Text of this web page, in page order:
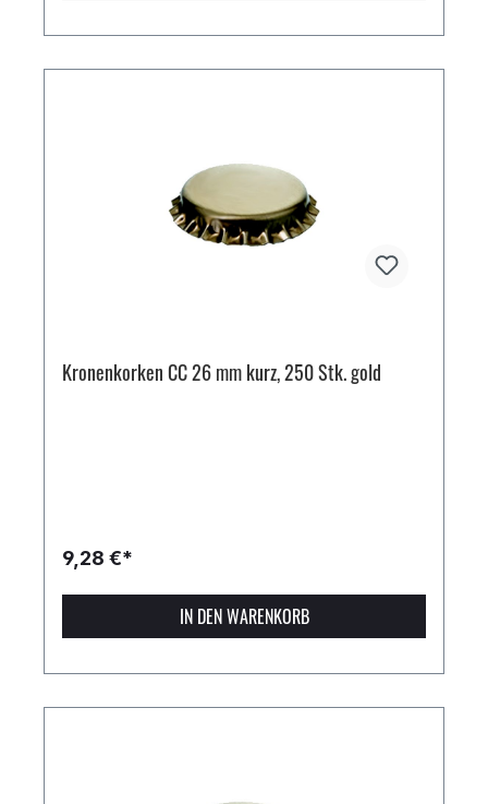
Kronenkorken CC 26 mm kurz, 250 Stk. gold
9,28 €*
IN DEN WARENKORB